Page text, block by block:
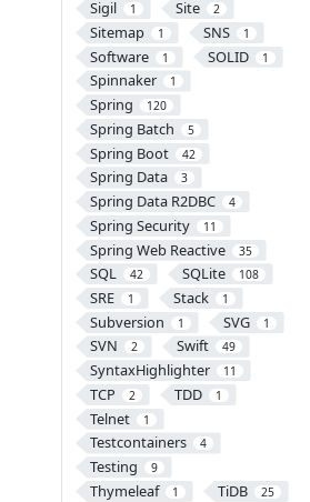
Sigil 1 Site 2
Sitemap 1 SNS 1
Software 1 SOLID 1
Spinnaker 1
Spring 120
Spring Batch 5
Spring Boot 42
Spring Data 3
Spring Data R2DBC 4
Spring Security 11
Spring Web Reactive 35
SQL 42 SQLite 108
SRE 1 Stack 1
Subversion 1 SVG 1
SVN 2 Swift 49
SyntaxHighlighter 11
TCP 2 TDD 1
Telnet 1
Testcontainers 4
Testing 9
Thymeleaf 1 TiDB 25